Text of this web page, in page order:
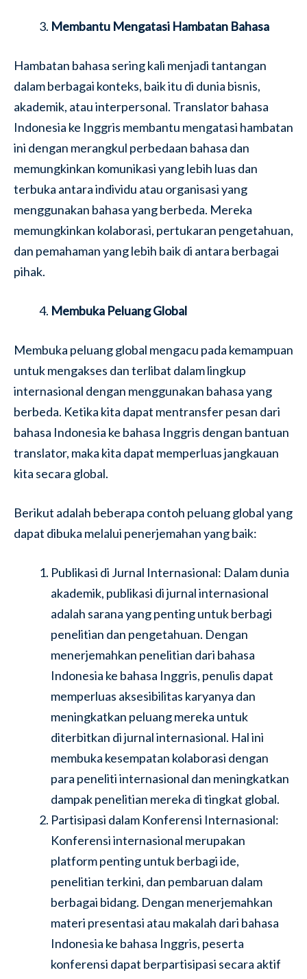
Membantu Mengatasi Hambatan Bahasa
Hambatan bahasa sering kali menjadi tantangan
dalam berbagai konteks, baik itu di dunia bisnis,
akademik, atau interpersonal. Translator bahasa
Indonesia ke Inggris membantu mengatasi hambatan
ini dengan merangkul perbedaan bahasa dan
memungkinkan komunikasi yang lebih luas dan
terbuka antara individu atau organisasi yang
menggunakan bahasa yang berbeda. Mereka
memungkinkan kolaborasi, pertukaran pengetahuan,
dan pemahaman yang lebih baik di antara berbagai
pihak.
Membuka Peluang Global
Membuka peluang global mengacu pada kemampuan
untuk mengakses dan terlibat dalam lingkup
internasional dengan menggunakan bahasa yang
berbeda. Ketika kita dapat mentransfer pesan dari
bahasa Indonesia ke bahasa Inggris dengan bantuan
translator, maka kita dapat memperluas jangkauan
kita secara global.
Berikut adalah beberapa contoh peluang global yang
dapat dibuka melalui penerjemahan yang baik:
Publikasi di Jurnal Internasional: Dalam dunia
akademik, publikasi di jurnal internasional
adalah sarana yang penting untuk berbagi
penelitian dan pengetahuan. Dengan
menerjemahkan penelitian dari bahasa
Indonesia ke bahasa Inggris, penulis dapat
memperluas aksesibilitas karyanya dan
meningkatkan peluang mereka untuk
diterbitkan di jurnal internasional. Hal ini
membuka kesempatan kolaborasi dengan
para peneliti internasional dan meningkatkan
dampak penelitian mereka di tingkat global.
Partisipasi dalam Konferensi Internasional:
Konferensi internasional merupakan
platform penting untuk berbagi ide,
penelitian terkini, dan pembaruan dalam
berbagai bidang. Dengan menerjemahkan
materi presentasi atau makalah dari bahasa
Indonesia ke bahasa Inggris, peserta
konferensi dapat berpartisipasi secara aktif